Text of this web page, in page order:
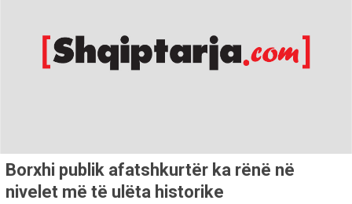
Borxhi publik afatshkurtër ka rënë në
nivelet më të ulëta historike